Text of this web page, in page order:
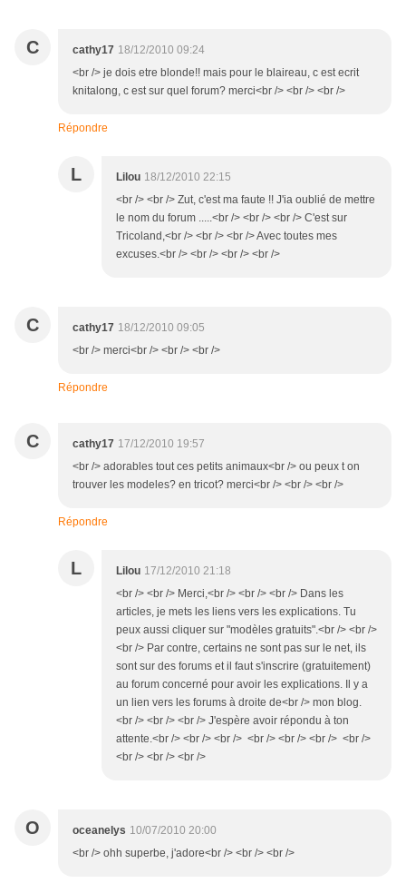
C cathy17 18/12/2010 09:24
<br /> je dois etre blonde!! mais pour le blaireau, c est ecrit
knitalong, c est sur quel forum? merci<br /> <br /> <br />
Répondre
L Lilou 18/12/2010 22:15
<br /> <br /> Zut, c'est ma faute !! J'ia oublié de mettre
le nom du forum .....<br /> <br /> <br /> C'est sur
Tricoland,<br /> <br /> <br /> Avec toutes mes
excuses.<br /> <br /> <br /> <br />
C cathy17 18/12/2010 09:05
<br /> merci<br /> <br /> <br />
Répondre
C cathy17 17/12/2010 19:57
<br /> adorables tout ces petits animaux<br /> ou peux t on
trouver les modeles? en tricot? merci<br /> <br /> <br />
Répondre
L Lilou 17/12/2010 21:18
<br /> <br /> Merci,<br /> <br /> <br /> Dans les
articles, je mets les liens vers les explications. Tu
peux aussi cliquer sur "modèles gratuits".<br /> <br />
<br /> Par contre, certains ne sont pas sur le net, ils
sont sur des forums et il faut s'inscrire (gratuitement)
au forum concerné pour avoir les explications. Il y a
un lien vers les forums à droite de<br /> mon blog.
<br /> <br /> <br /> J'espère avoir répondu à ton
attente.<br /> <br /> <br /> <br /> <br /> <br /> <br />
<br /> <br /> <br />
O oceanelys 10/07/2010 20:00
<br /> ohh superbe, j'adore<br /> <br /> <br />